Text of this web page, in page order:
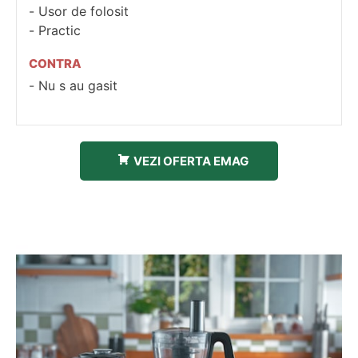
Usor de folosit
Practic
CONTRA
Nu s au gasit
VEZI OFERTA EMAG